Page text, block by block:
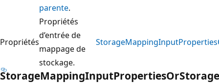
parente.
Propriétés
Propriétés
d’entrée de
mappage de
stockage.